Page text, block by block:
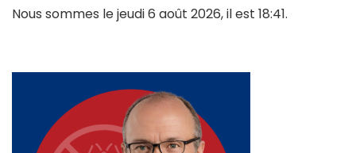
Nous sommes le jeudi 6 août 2026, il est 18:41.